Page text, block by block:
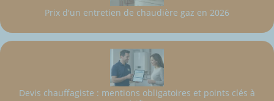
Prix d'un entretien de chaudière gaz en 2026
Devis chauffagiste : mentions obligatoires et points clés à